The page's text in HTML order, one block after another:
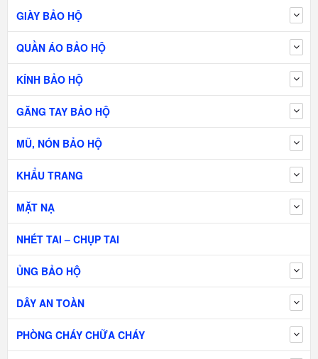
GIÀY BẢO HỘ
QUẦN ÁO BẢO HỘ
KÍNH BẢO HỘ
GĂNG TAY BẢO HỘ
MŨ, NÓN BẢO HỘ
KHẨU TRANG
MẶT NẠ
NHÉT TAI – CHỤP TAI
ỦNG BẢO HỘ
DÂY AN TOÀN
PHÒNG CHÁY CHỮA CHÁY